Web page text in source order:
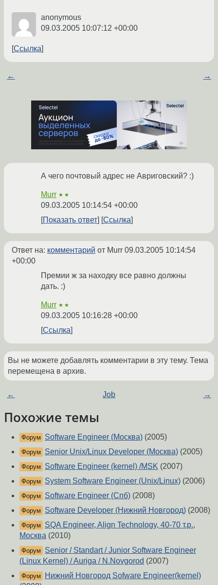
anonymous
09.03.2005 10:07:12 +00:00
Ссылка
← →
А чего почтовый адрес не Авриговский? :)
Murr ★★
09.03.2005 10:14:54 +00:00
Показать ответ
Ссылка
Ответ на: комментарий от Murr 09.03.2005 10:14:54
+00:00
Премии ж за находку все равно должны
дать. :)
Murr ★★
09.03.2005 10:16:28 +00:00
Ссылка
Вы не можете добавлять комментарии в эту тему. Тема
перемещена в архив.
← Job →
Похожие темы
Форум Software Engineer (Москва) (2005)
Форум Senior Unix/Linux Developer (Москва) (2005)
Форум Software Engineer (kernel) /MSK (2007)
Форум System Software Engineer (Unix/Linux) (2006)
Форум Software Engineer (Спб) (2008)
Форум Software Developer (Нижний Новгород) (2008)
Форум
SQA Engineer, Align Technology, 40-70 т.р.,
Москва (2010)
Форум
Senior / Standart / Junior Software Engineer
(Linux Kernel) / Auriga / N.Novgorod (2007)
Форум
Нижний Новгород Sofware Engineer(kernel)